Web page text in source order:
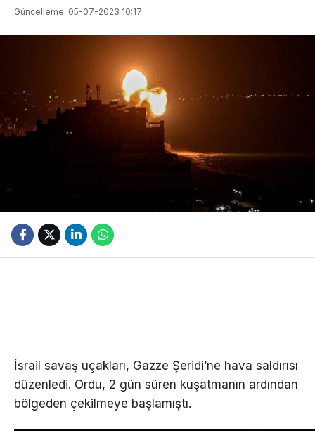
Güncelleme: 05-07-2023 10:17
İsrail savaş uçakları, Gazze Şeridi’ne hava saldırısı
düzenledi. Ordu, 2 gün süren kuşatmanın ardından
bölgeden çekilmeye başlamıştı.